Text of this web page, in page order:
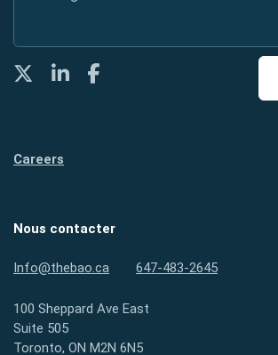
TwitterLinkedInFacebook
Careers
Nous contacter
Info@thebao.ca 647-483-2645
100 Sheppard Ave East
Suite 505
Toronto, ON M2N 6N5